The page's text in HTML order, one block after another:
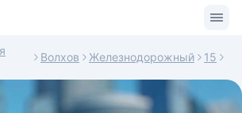
Волхов Железнодорожный 15